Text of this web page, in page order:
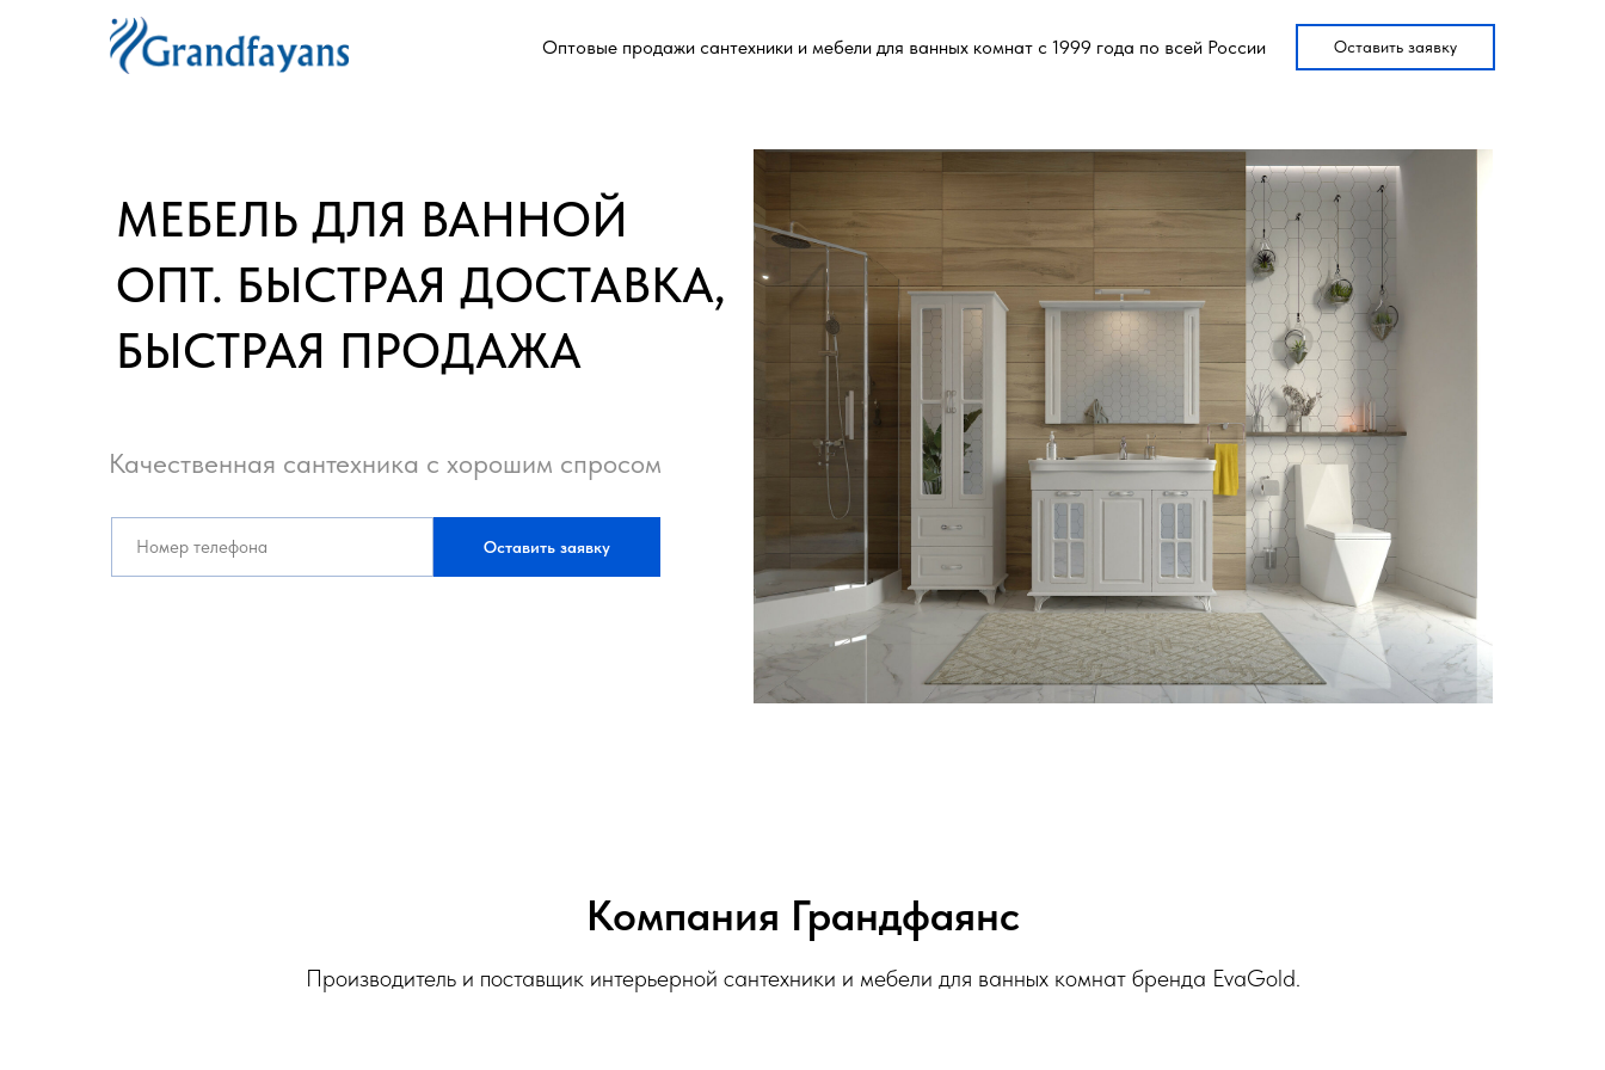
Оптовые продажи сантехники и мебели для ванных комнат с 1999 года по всей России Оставить заявку
МЕБЕЛЬ ДЛЯ ВАННОЙ
ОПТ. БЫСТРАЯ ДОСТАВКА,
БЫСТРАЯ ПРОДАЖА
Качественная сантехника с хорошим спросом
Оставить заявку
Компания Грандфаянс
Производитель и поставщик интерьерной сантехники и мебели для ванных комнат бренда EvaGold.